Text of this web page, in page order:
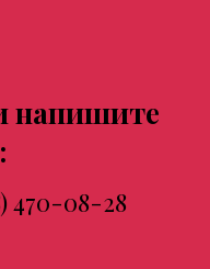
напишите
470-08-28